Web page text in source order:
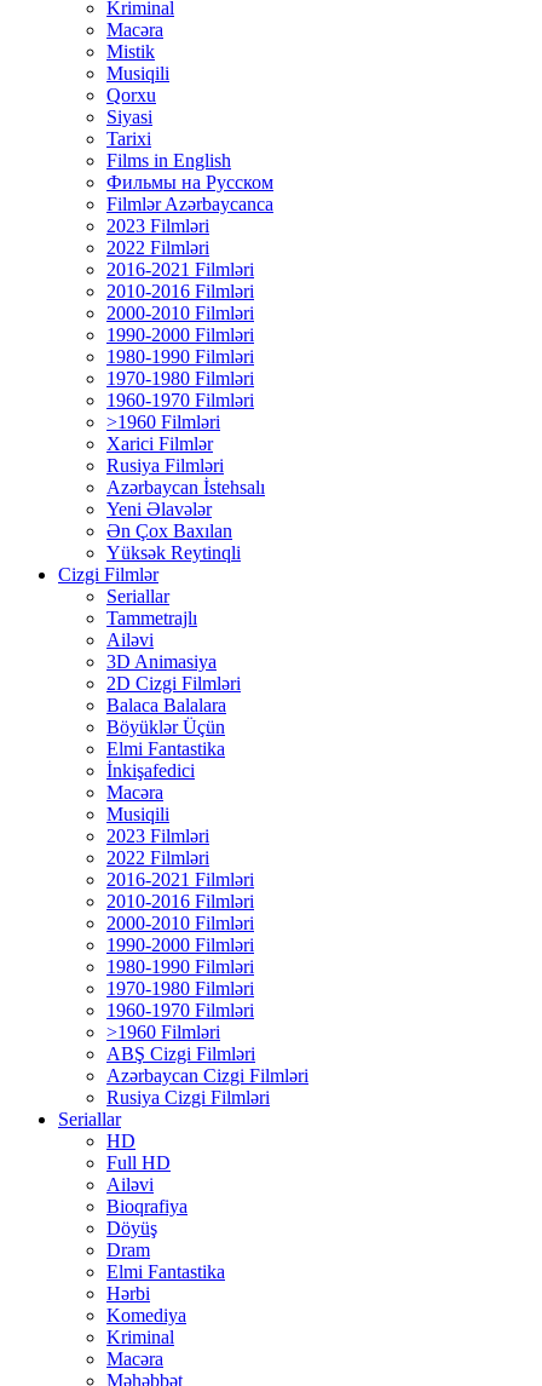
Kriminal
Macəra
Mistik
Musiqili
Qorxu
Siyasi
Tarixi
Films in English
Фильмы на Русском
Filmlər Azərbaycanca
2023 Filmləri
2022 Filmləri
2016-2021 Filmləri
2010-2016 Filmləri
2000-2010 Filmləri
1990-2000 Filmləri
1980-1990 Filmləri
1970-1980 Filmləri
1960-1970 Filmləri
>1960 Filmləri
Xarici Filmlər
Rusiya Filmləri
Azərbaycan İstehsalı
Yeni Əlavələr
Ən Çox Baxılan
Yüksək Reytinqli
Cizgi Filmlər
Seriallar
Tammetrajlı
Ailəvi
3D Animasiya
2D Cizgi Filmləri
Balaca Balalara
Böyüklər Üçün
Elmi Fantastika
İnkişafedici
Macəra
Musiqili
2023 Filmləri
2022 Filmləri
2016-2021 Filmləri
2010-2016 Filmləri
2000-2010 Filmləri
1990-2000 Filmləri
1980-1990 Filmləri
1970-1980 Filmləri
1960-1970 Filmləri
>1960 Filmləri
ABŞ Cizgi Filmləri
Azərbaycan Cizgi Filmləri
Rusiya Cizgi Filmləri
Seriallar
HD
Full HD
Ailəvi
Bioqrafiya
Döyüş
Dram
Elmi Fantastika
Hərbi
Komediya
Kriminal
Macəra
Məhəbbət